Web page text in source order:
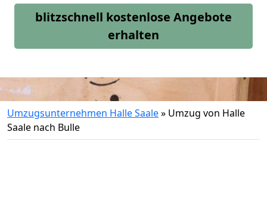
blitzschnell kostenlose Angebote
erhalten
Umzugsunternehmen Halle Saale» Umzug von Halle
Saale nach Bulle